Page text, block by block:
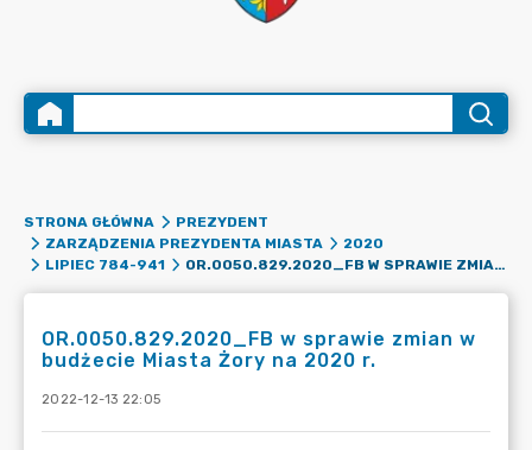
STRONA GŁÓWNA
PREZYDENT
ZARZĄDZENIA PREZYDENTA MIASTA
2020
LIPIEC 784-941
OR.0050.829.2020_FB W SPRAWIE ZMIAN W BUDŻECIE MIASTA ŻORY NA 2020 R.
OR.0050.829.2020_FB w sprawie zmian w
budżecie Miasta Żory na 2020 r.
2022-12-13 22:05